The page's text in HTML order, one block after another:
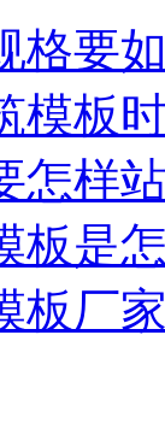
格要
模板
怎样
板是
板厂